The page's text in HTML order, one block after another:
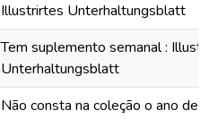
Illustrirtes Unterhaltungsblatt
Tem suplemento semanal :
Unterhaltungsblatt
Não consta na coleção o ano de